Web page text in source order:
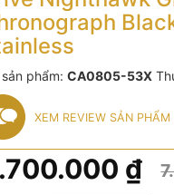
sản phẩm:CA0805-53X
XEM REVIEW SẢN PHẨM
₫